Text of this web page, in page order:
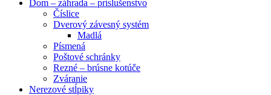
Dom – záhrada – príslušenstvo
Číslice
Dverový závesný systém
Madlá
Písmená
Poštové schránky
Rezné – brúsne kotúče
Zváranie
Nerezové stĺpiky